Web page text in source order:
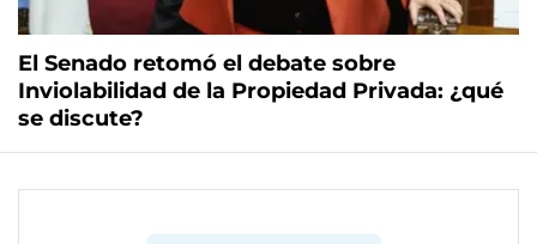
El Senado retomó el debate sobre
Inviolabilidad de la Propiedad Privada: ¿qué
se discute?